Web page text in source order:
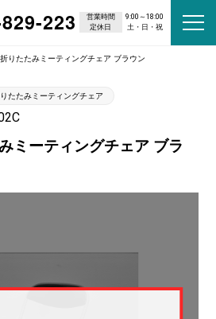
223 営業時間
9:00～18:00
定休日
土・日・祝
折りたたみミーティングチェア ブラウン
たたみミーティングチェア
ミーティングチェア ブラ